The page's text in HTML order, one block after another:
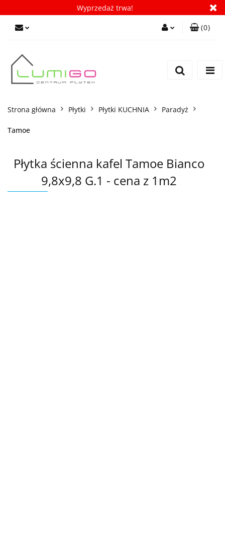
Wyprzedaż trwa!
(0)
Strona główna Płytki Płytki KUCHNIA Paradyż
Tamoe
Płytka ścienna kafel Tamoe Bianco
9,8x9,8 G.1 - cena z 1m2